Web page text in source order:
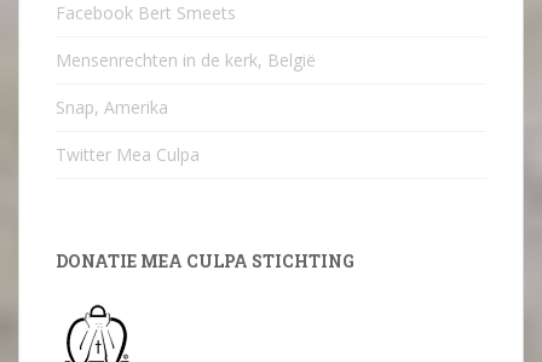
Facebook Bert Smeets
Mensenrechten in de kerk, België
Snap, Amerika
Twitter Mea Culpa
DONATIE MEA CULPA STICHTING